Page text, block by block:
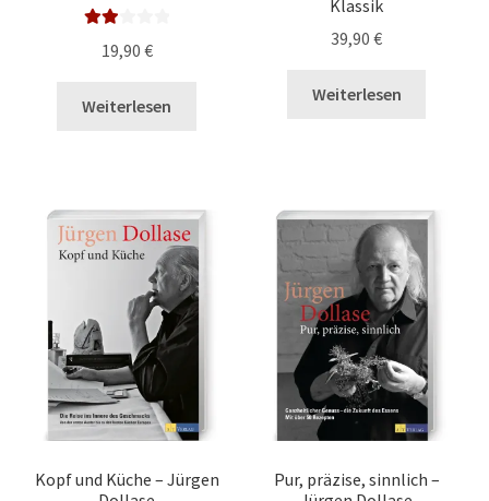
2.00
19,90 €
Weiterlesen
Klassik
39,90€
Weiterlesen
Kopf und Küche – Jürgen
Pur, präzise, sinnlich –